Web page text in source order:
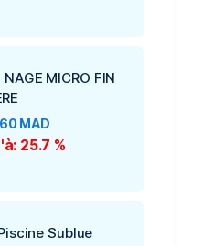
NAGE MICRO FIN
MAD
25.7 %
Sublue